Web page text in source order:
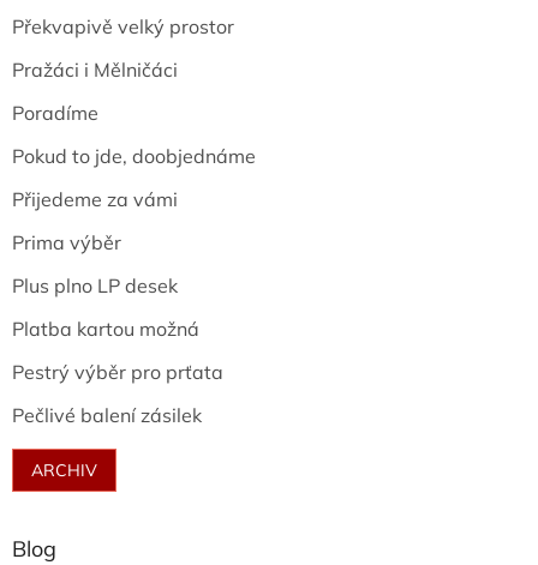
Překvapivě velký prostor
Pražáci i Mělničáci
Poradíme
Pokud to jde, doobjednáme
Přijedeme za vámi
Prima výběr
Plus plno LP desek
Platba kartou možná
Pestrý výběr pro prťata
Pečlivé balení zásilek
ARCHIV
Blog